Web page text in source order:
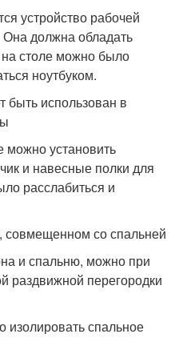
устройство рабочей
должна обладать
столе можно было
ноутбуком.
быть использован в
можно установить
и навесные полки для
расслабиться и
совмещенном со спальней
и спальню, можно при
перегородки
спальное